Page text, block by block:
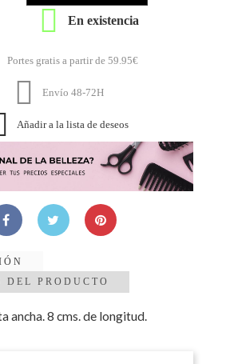
 En existencia
Portes gratis a partir de 59.95€
 Envío 48-72H
Añadir a la lista de deseos
DEL PRODUCTO
ancha. 8 cms. de longitud.